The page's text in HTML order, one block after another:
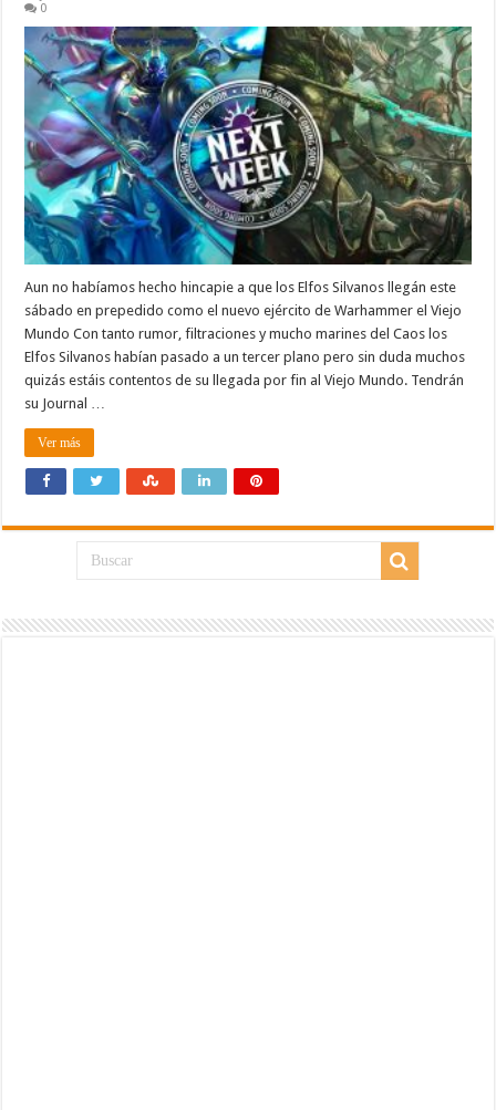
0
Aun no habíamos hecho hincapie a que los Elfos Silvanos llegán este
sábado en prepedido como el nuevo ejército de Warhammer el Viejo
Mundo Con tanto rumor, filtraciones y mucho marines del Caos los
Elfos Silvanos habían pasado a un tercer plano pero sin duda muchos
quizás estáis contentos de su llegada por fin al Viejo Mundo. Tendrán
su Journal …
Ver más